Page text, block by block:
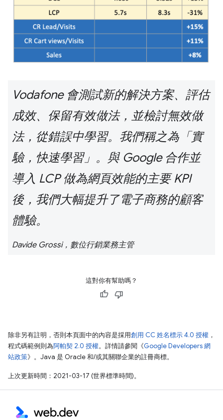
Vodafone 會測試新的解決方案、評估
成效、保留有效做法，並檢討無效做
法，從錯誤中學習。我們稱之為「實
驗，快速學習」。與 Google 合作並
導入 LCP 做為網頁效能的主要 KPI
後，我們大幅提升了電子商務的顧客
體驗。
Davide Grossi，數位行銷業務主管
這對你有幫助嗎？
除非另有註明，否則本頁面中的內容是採用創用 CC 姓名標示 4.0 授權 ，
程式碼範例則為阿帕契 2.0 授權。詳情請參閱《Google Developers 網
站政策》。Java 是 Oracle 和/或其關聯企業的註冊商標。
上次更新時間：2021-03-17 (世界標準時間)。